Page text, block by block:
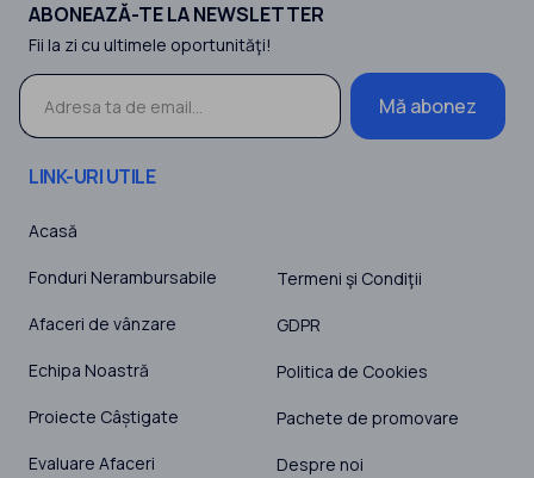
ABONEAZĂ-TE LA NEWSLETTER
Fii la zi cu ultimele oportunităţi!
Mă abonez
LINK-URI UTILE
Acasă
Fonduri Nerambursabile
Afaceri de vânzare
Echipa Noastră
Proiecte Câștigate
Evaluare Afaceri
Termeni şi Condiţii
GDPR
Politica de Cookies
Pachete de promovare
Despre noi